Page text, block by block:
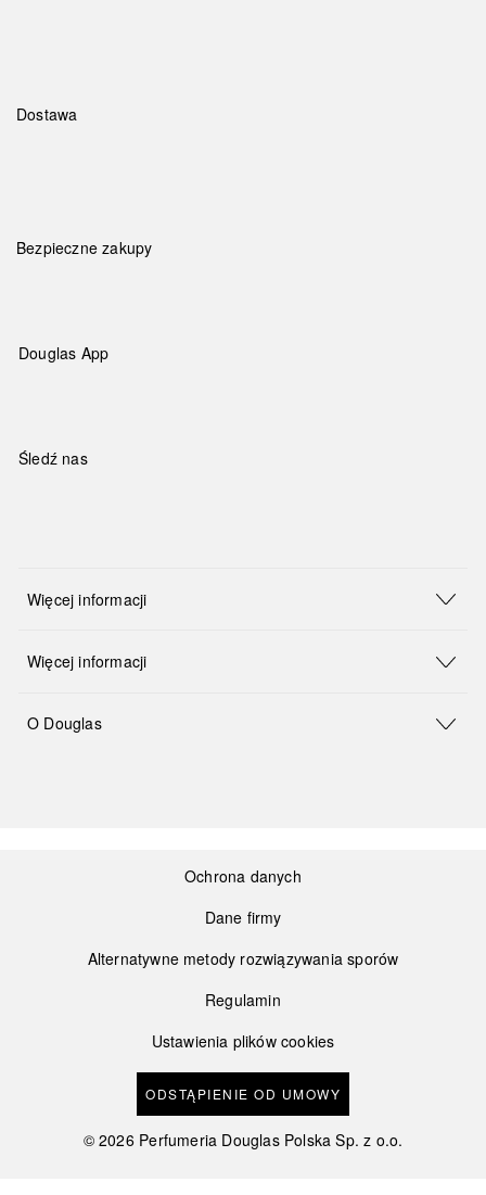
Dostawa
Bezpieczne zakupy
Douglas App
Śledź nas
Więcej informacji
Więcej informacji
O Douglas
Ochrona danych
Dane firmy
Alternatywne metody rozwiązywania sporów
Regulamin
Ustawienia plików cookies
ODSTĄPIENIE OD UMOWY
©2026 Perfumeria Douglas Polska Sp. z o.o.